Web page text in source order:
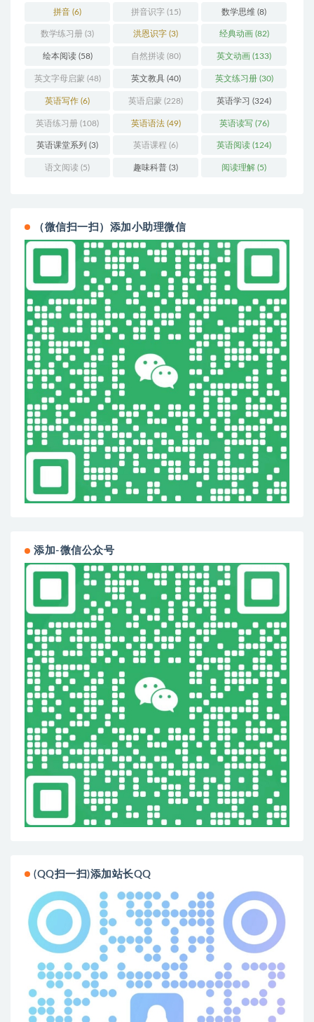
拼音 (6) 拼音识字 (15) 数学思维 (8)
数学练习册 (3) 洪恩识字 (3) 经典动画 (82)
绘本阅读(58) 自然拼读 (80) 英文动画 (133)
英文字母启蒙(48) 英文教具(40) 英文练习册(30)
英语写作 (6) 英语启蒙 (228) 英语学习 (324)
英语练习册 (108) 英语语法(49) 英语读写(76)
英语课堂系列 (3) 英语课程 (6) 英语阅读 (124)
语文阅读 (5) 趣味科普 (3) 阅读理解 (5)
（微信扫一扫）添加小助理微信
添加-微信公众号
(QQ扫一扫)添加站长QQ